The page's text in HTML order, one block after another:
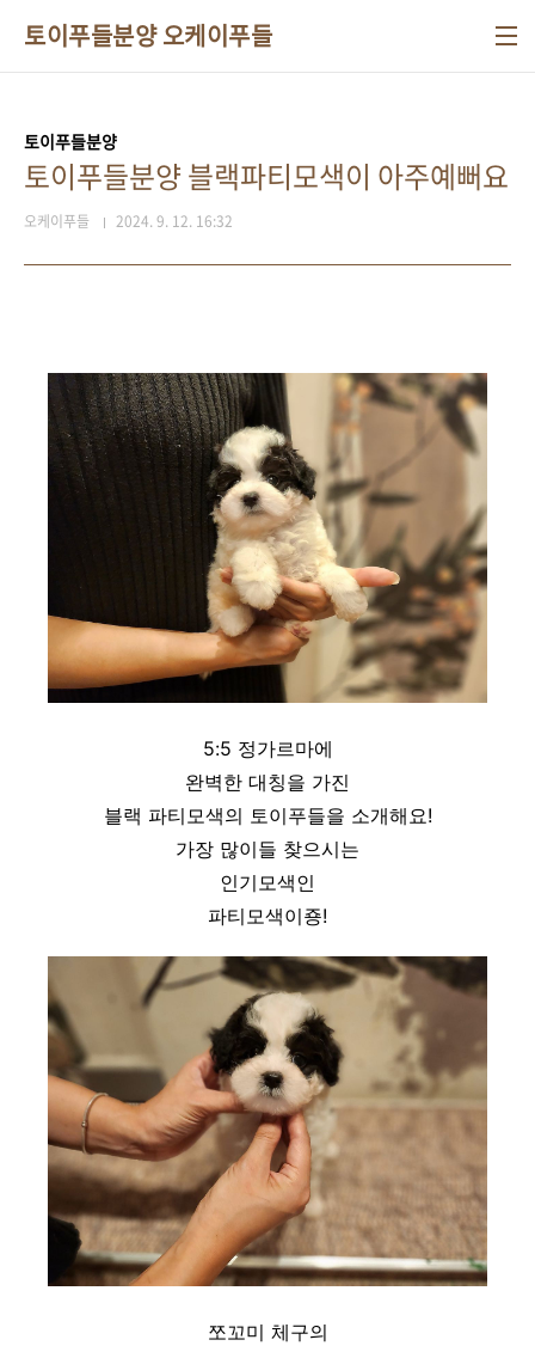
토이푸들분양 오케이푸들
토이푸들분양
토이푸들분양 블랙파티모색이 아주예뻐요
오케이푸들 2024. 9. 12. 16:32
5:5 정가르마에
완벽한 대칭을 가진
블랙 파티모색의 토이푸들을 소개해요!
가장 많이들 찾으시는
인기모색인
파티모색이죵!
쪼꼬미 체구의